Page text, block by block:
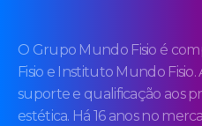
O Grupo Mundo Fisio é
Fisio e Instituto Mundo
suporte e qualificação aos
estética. Há 16 anos no